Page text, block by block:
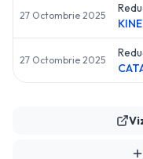
27 Octombrie 2025
27 Octombrie 2025